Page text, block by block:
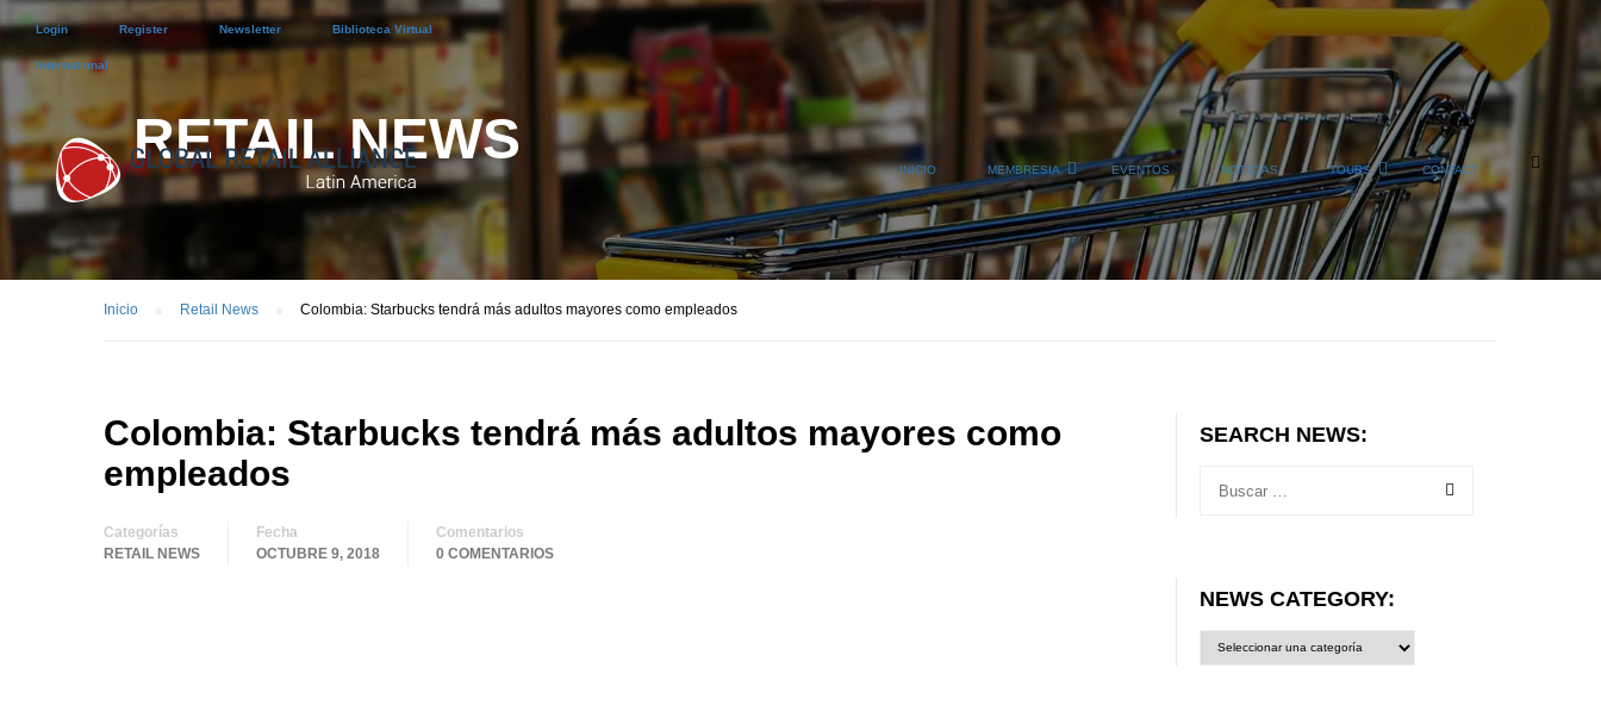
Login Register Newsletter Biblioteca Virtual
International
INICIO MEMBRESIA EVENTOS NOTICIAS TOURS CONTACT
RETAIL NEWS
Inicio Retail News Colombia: Starbucks tendrá más adultos mayores como empleados
Colombia: Starbucks tendrá más adultos mayores como
empleados
Categorías
RETAIL NEWS
Fecha
OCTUBRE 9, 2018
Comentarios
0 COMENTARIOS
SEARCH NEWS:
NEWS CATEGORY:
category: